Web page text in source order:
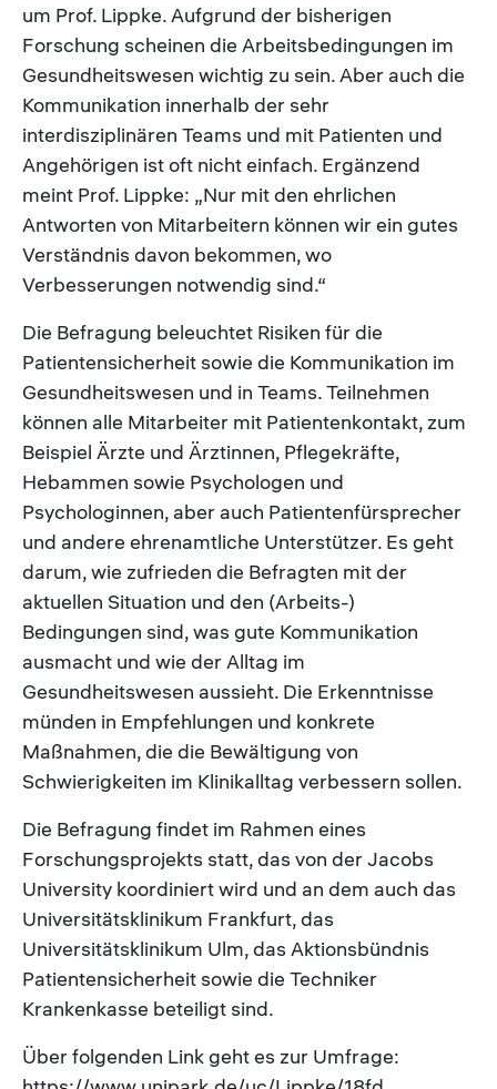
um Prof. Lippke. Aufgrund der bisherigen
Forschung scheinen die Arbeitsbedingungen im
Gesundheitswesen wichtig zu sein. Aber auch die
Kommunikation innerhalb der sehr
interdisziplinären Teams und mit Patienten und
Angehörigen ist oft nicht einfach. Ergänzend
meint Prof. Lippke: „Nur mit den ehrlichen
Antworten von Mitarbeitern können wir ein gutes
Verständnis davon bekommen, wo
Verbesserungen notwendig sind.“
Die Befragung beleuchtet Risiken für die
Patientensicherheit sowie die Kommunikation im
Gesundheitswesen und in Teams. Teilnehmen
können alle Mitarbeiter mit Patientenkontakt, zum
Beispiel Ärzte und Ärztinnen, Pflegekräfte,
Hebammen sowie Psychologen und
Psychologinnen, aber auch Patientenfürsprecher
und andere ehrenamtliche Unterstützer. Es geht
darum, wie zufrieden die Befragten mit der
aktuellen Situation und den (Arbeits-)
Bedingungen sind, was gute Kommunikation
ausmacht und wie der Alltag im
Gesundheitswesen aussieht. Die Erkenntnisse
münden in Empfehlungen und konkrete
Maßnahmen, die die Bewältigung von
Schwierigkeiten im Klinikalltag verbessern sollen.
Die Befragung findet im Rahmen eines
Forschungsprojekts statt, das von der Jacobs
University koordiniert wird und an dem auch das
Universitätsklinikum Frankfurt, das
Universitätsklinikum Ulm, das Aktionsbündnis
Patientensicherheit sowie die Techniker
Krankenkasse beteiligt sind.
Über folgenden Link geht es zur Umfrage: